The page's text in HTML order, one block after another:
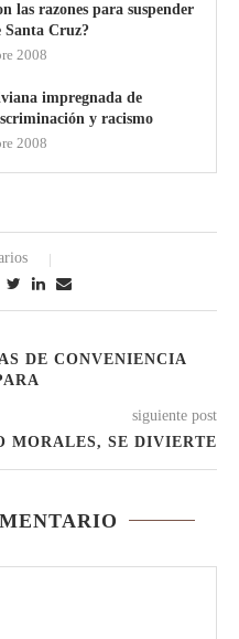
las razones para suspender
Santa Cruz?
2008
impregnada de
y racismo
2008
DE CONVENIENCIA
siguiente post
MORALES, SE DIVIERTE